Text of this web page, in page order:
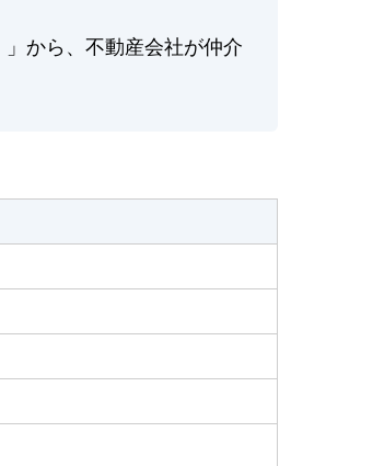
」から、不動産会社が仲介